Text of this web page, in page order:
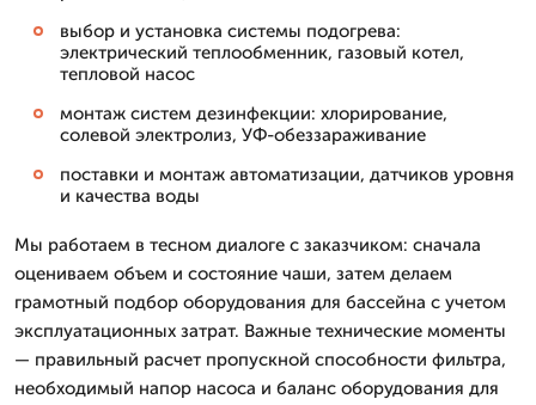
выбор и установка системы подогрева:
электрический теплообменник, газовый котел,
тепловой насос
монтаж систем дезинфекции: хлорирование,
солевой электролиз, УФ-обеззараживание
поставки и монтаж автоматизации, датчиков уровня
и качества воды
Мы работаем в тесном диалоге с заказчиком: сначала
оцениваем объем и состояние чаши, затем делаем
грамотный подбор оборудования для бассейна с учетом
эксплуатационных затрат. Важные технические моменты
— правильный расчет пропускной способности фильтра,
необходимый напор насоса и баланс оборудования для